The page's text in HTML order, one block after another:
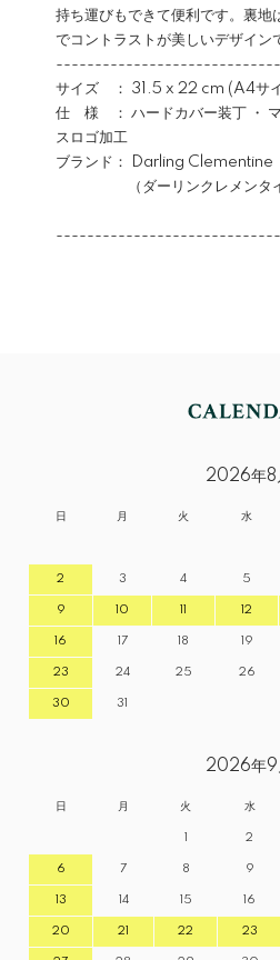
持ち運びもできて便利です。裏地
でコントラストが美しいデザイン
サイズ ： 31.5 x 22 cm (A4サ
仕 様 ： ハードカバー装丁 ・ マ
スロゴ加工
ブランド： Darling Clementine
（ダーリンクレメンタイ
2026年8
日 月 火 水
2 3 4 5
9 10 11 12
16 17 18 19
23 24 25 26
30 31
2026年9
日 月 火 水
1 2
6 7 8 9
13 14 15 16
20 21 22 23